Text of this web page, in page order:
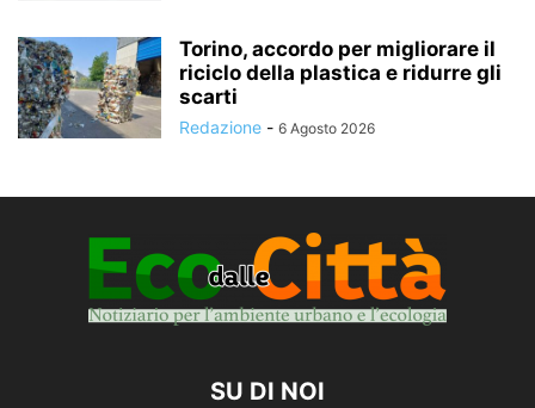
Torino, accordo per migliorare il
riciclo della plastica e ridurre gli
scarti
Redazione - 6 Agosto 2026
SU DI NOI